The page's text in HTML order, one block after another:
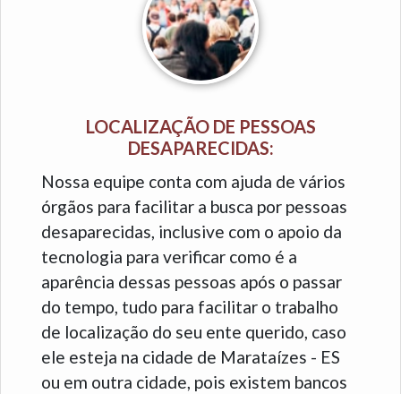
LOCALIZAÇÃO DE PESSOAS
DESAPARECIDAS:
Nossa equipe conta com ajuda de vários
órgãos para facilitar a busca por pessoas
desaparecidas, inclusive com o apoio da
tecnologia para verificar como é a
aparência dessas pessoas após o passar
do tempo, tudo para facilitar o trabalho
de localização do seu ente querido, caso
ele esteja na cidade de Marataízes - ES
ou em outra cidade, pois existem bancos